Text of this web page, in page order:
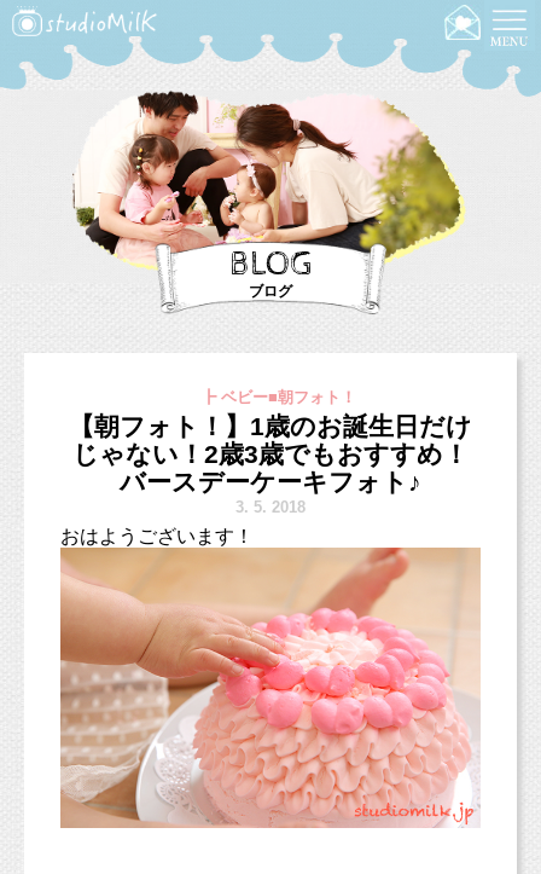
BLOG
ブログ
┣ ベビー■朝フォト！
【朝フォト！】1歳のお誕生日だけ
じゃない！2歳3歳でもおすすめ！
バースデーケーキフォト♪
3. 5. 2018
おはようございます！